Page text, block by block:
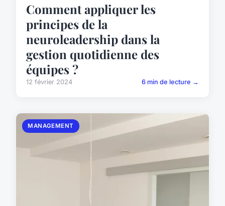
Comment appliquer les
principes de la
neuroleadership dans la
gestion quotidienne des
équipes ?
12 février 2024 6 min de lecture →
MANAGEMENT